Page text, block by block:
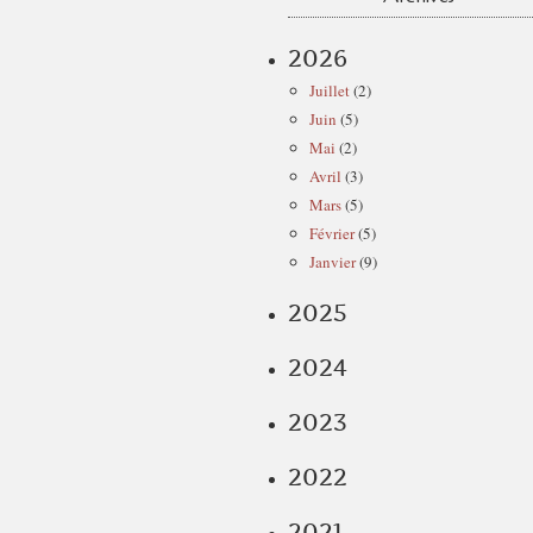
2026
Juillet(2)
Juin (5)
Mai (2)
Avril (3)
Mars(5)
Février(5)
Janvier(9)
2025
2024
2023
2022